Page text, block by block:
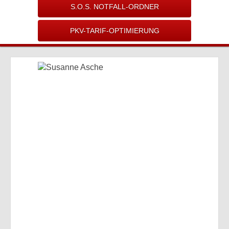
S.O.S. NOTFALL-ORDNER
PKV-TARIF-OPTIMIERUNG